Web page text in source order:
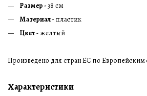
Размер -38 см
Материал - пластик
Цвет -желтый
Произведено для стран ЕС по Европейским
Характеристики